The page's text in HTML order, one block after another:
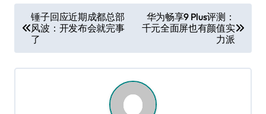
章
导
航
锤子回应近期成都总部
风波：开发布会就完事
了
华为畅享9 Plus评测：
千元全面屏也有颜值实
力派